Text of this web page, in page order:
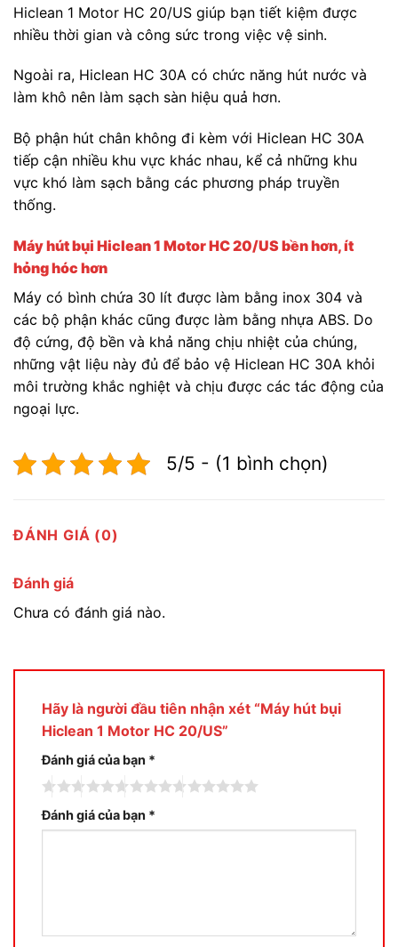
Hiclean 1 Motor HC 20/US giúp bạn tiết kiệm được
nhiều thời gian và công sức trong việc vệ sinh.
Ngoài ra, Hiclean HC 30A có chức năng hút nước và
làm khô nên làm sạch sàn hiệu quả hơn.
Bộ phận hút chân không đi kèm với Hiclean HC 30A
tiếp cận nhiều khu vực khác nhau, kể cả những khu
vực khó làm sạch bằng các phương pháp truyền
thống.
Máy hút bụi Hiclean 1 Motor HC 20/US bền hơn, ít
hỏng hóc hơn
Máy có bình chứa 30 lít được làm bằng inox 304 và
các bộ phận khác cũng được làm bằng nhựa ABS. Do
độ cứng, độ bền và khả năng chịu nhiệt của chúng,
những vật liệu này đủ để bảo vệ Hiclean HC 30A khỏi
môi trường khắc nghiệt và chịu được các tác động của
ngoại lực.
5/5 - (1 bình chọn)
ĐÁNH GIÁ (0)
Đánh giá
Chưa có đánh giá nào.
Hãy là người đầu tiên nhận xét “Máy hút bụi
Hiclean 1 Motor HC 20/US”
Đánh giá của bạn *
Đánh giá của bạn *